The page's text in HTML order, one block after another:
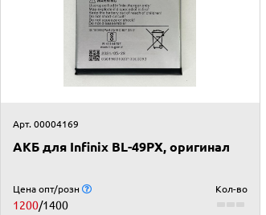
Арт. 00004169
АКБ для Infinix BL-49PX, оригинал
Цена опт/розн
1200/1400
Кол-во